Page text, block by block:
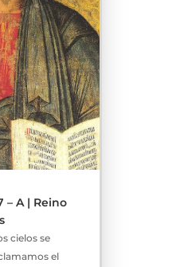
– A | Reino
cielos se
el